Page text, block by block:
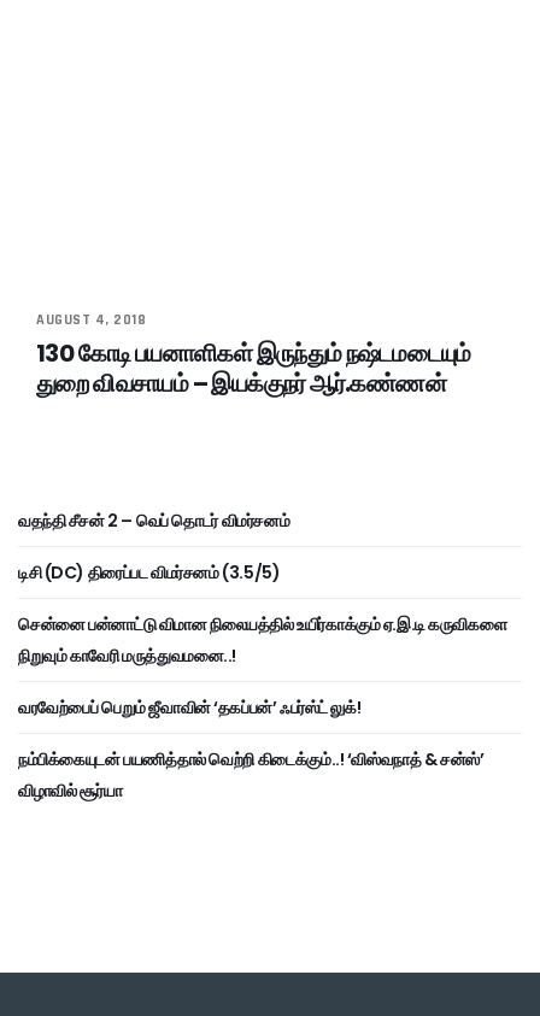
AUGUST 4, 2018
130 கோடி பயனாளிகள் இருந்தும் நஷ்டமடையும்
துறை விவசாயம் – இயக்குநர் ஆர்.கண்ணன்
வதந்தி சீசன் 2 – வெப் தொடர் விமர்சனம்
டிசி (DC) திரைப்பட விமர்சனம் (3.5/5)
சென்னை பன்னாட்டு விமான நிலையத்தில் உயிர்காக்கும் ஏ.இ.டி கருவிகளை
நிறுவும் காவேரி மருத்துவமனை..!
வரவேற்பைப் பெறும் ஜீவாவின் ‘தகப்பன்’ ஃபர்ஸ்ட் லுக்!
நம்பிக்கையுடன் பயணித்தால் வெற்றி கிடைக்கும்..! ‘விஸ்வநாத் & சன்ஸ்’
விழாவில் சூர்யா